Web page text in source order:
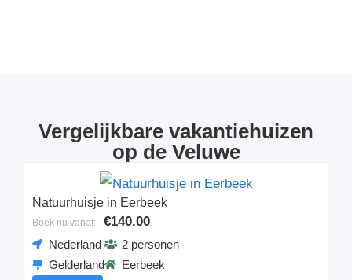
Vergelijkbare vakantiehuizen
op de Veluwe
Natuurhuisje in Eerbeek
Boek nu vanaf: €140.00
Nederland
Gelderland
2 personen
Eerbeek